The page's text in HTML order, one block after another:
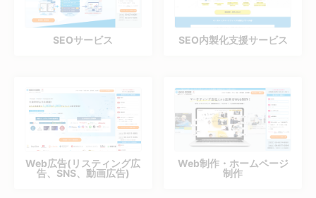
SEOサービス SEO内製化支援サービス
Web広告(リスティング広
告、SNS、動画広告)
Web制作・ホームページ
制作